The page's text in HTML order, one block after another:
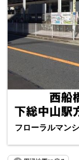
フローラルマン